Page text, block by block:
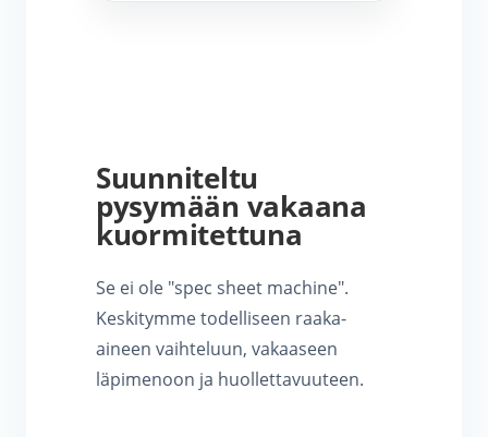
Suunniteltu
pysymään vakaana
kuormitettuna
Se ei ole "spec sheet machine".
Keskitymme todelliseen raaka-
aineen vaihteluun, vakaaseen
läpimenoon ja huollettavuuteen.